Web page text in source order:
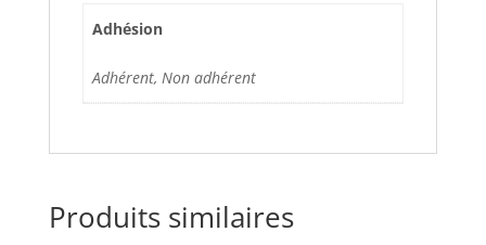
Adhésion
Adhérent, Non adhérent
Produits similaires